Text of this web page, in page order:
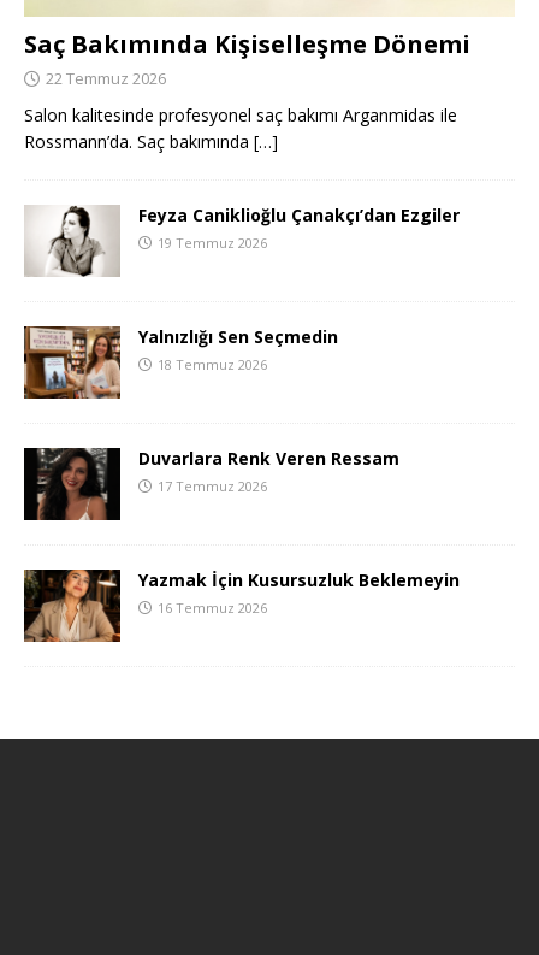
Saç Bakımında Kişiselleşme Dönemi
22 Temmuz 2026
Salon kalitesinde profesyonel saç bakımı Arganmidas ile
Rossmann’da. Saç bakımında […]
Feyza Caniklioğlu Çanakçı’dan Ezgiler
19 Temmuz 2026
Yalnızlığı Sen Seçmedin
18 Temmuz 2026
Duvarlara Renk Veren Ressam
17 Temmuz 2026
Yazmak İçin Kusursuzluk Beklemeyin
16 Temmuz 2026